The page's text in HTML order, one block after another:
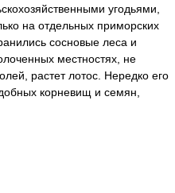
угодьями,
на отдельных приморских
сосновые леса и
местностях, не
растет лотос. Нередко его
корневищ и семян,